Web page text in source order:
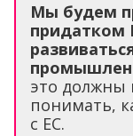
Мы будем
придатком
это должны
понимать,
с ЕС.